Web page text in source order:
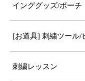
インググッズ/ポーチ
[お道具] 刺繍ツール/
刺繍レッスン